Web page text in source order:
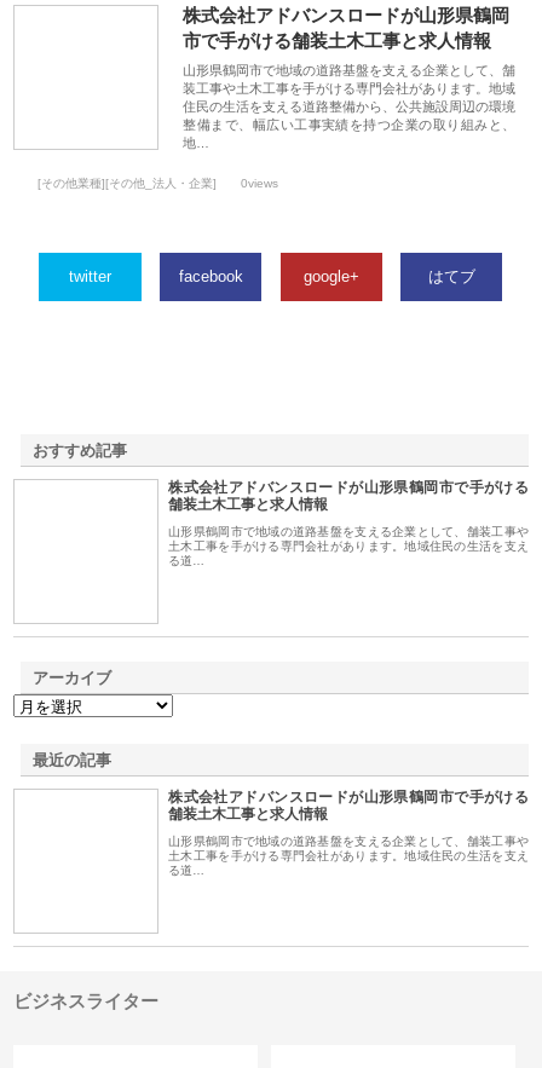
株式会社アドバンスロードが山形県鶴岡
市で手がける舗装土木工事と求人情報
山形県鶴岡市で地域の道路基盤を支える企業として、舗
装工事や土木工事を手がける専門会社があります。地域
住民の生活を支える道路整備から、公共施設周辺の環境
整備まで、幅広い工事実績を持つ企業の取り組みと、
地…
[その他業種][その他_法人・企業] 0views
twitter facebook google+ はてブ
おすすめ記事
株式会社アドバンスロードが山形県鶴岡市で手がける
舗装土木工事と求人情報
山形県鶴岡市で地域の道路基盤を支える企業として、舗装工事や
土木工事を手がける専門会社があります。地域住民の生活を支え
る道…
アーカイブ
最近の記事
株式会社アドバンスロードが山形県鶴岡市で手がける
舗装土木工事と求人情報
山形県鶴岡市で地域の道路基盤を支える企業として、舗装工事や
土木工事を手がける専門会社があります。地域住民の生活を支え
る道…
ビジネスライター